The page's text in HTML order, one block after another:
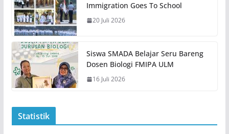
Immigration Goes To School
20 Juli 2026
Siswa SMADA Belajar Seru Bareng
Dosen Biologi FMIPA ULM
16 Juli 2026
Statistik